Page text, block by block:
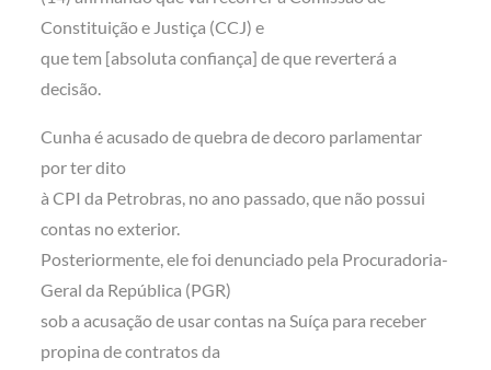
Constituição e Justiça (CCJ) e
que tem [absoluta confiança] de que reverterá a
decisão.
Cunha é acusado de quebra de decoro parlamentar
por ter dito
à CPI da Petrobras, no ano passado, que não possui
contas no exterior.
Posteriormente, ele foi denunciado pela Procuradoria-
Geral da República (PGR)
sob a acusação de usar contas na Suíça para receber
propina de contratos da